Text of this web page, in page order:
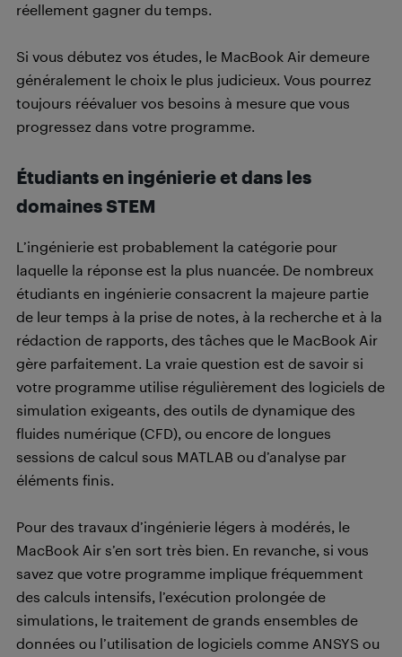
réellement gagner du temps.
Si vous débutez vos études, le MacBook Air demeure
généralement le choix le plus judicieux. Vous pourrez
toujours réévaluer vos besoins à mesure que vous
progressez dans votre programme.
Étudiants en ingénierie et dans les
domaines STEM
L’ingénierie est probablement la catégorie pour
laquelle la réponse est la plus nuancée. De nombreux
étudiants en ingénierie consacrent la majeure partie
de leur temps à la prise de notes, à la recherche et à la
rédaction de rapports, des tâches que le MacBook Air
gère parfaitement. La vraie question est de savoir si
votre programme utilise régulièrement des logiciels de
simulation exigeants, des outils de dynamique des
fluides numérique (CFD), ou encore de longues
sessions de calcul sous MATLAB ou d’analyse par
éléments finis.
Pour des travaux d’ingénierie légers à modérés, le
MacBook Air s’en sort très bien. En revanche, si vous
savez que votre programme implique fréquemment
des calculs intensifs, l’exécution prolongée de
simulations, le traitement de grands ensembles de
données ou l’utilisation de logiciels comme ANSYS ou